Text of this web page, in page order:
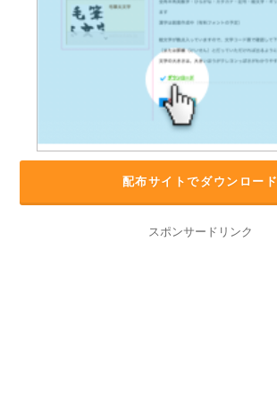
配布サイトでダウンロード
スポンサードリンク